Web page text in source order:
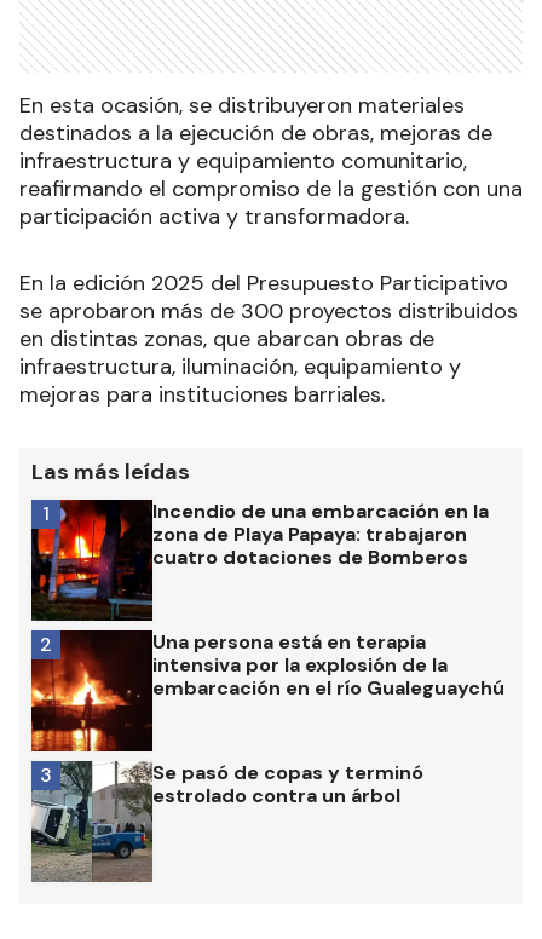
En esta ocasión, se distribuyeron materiales
destinados a la ejecución de obras, mejoras de
infraestructura y equipamiento comunitario,
reafirmando el compromiso de la gestión con una
participación activa y transformadora.
En la edición 2025 del Presupuesto Participativo
se aprobaron más de 300 proyectos distribuidos
en distintas zonas, que abarcan obras de
infraestructura, iluminación, equipamiento y
mejoras para instituciones barriales.
Las más leídas
Incendio de una embarcación en la
zona de Playa Papaya: trabajaron
cuatro dotaciones de Bomberos
1
Una persona está en terapia
intensiva por la explosión de la
embarcación en el río Gualeguaychú
2
Se pasó de copas y terminó
estrolado contra un árbol
3